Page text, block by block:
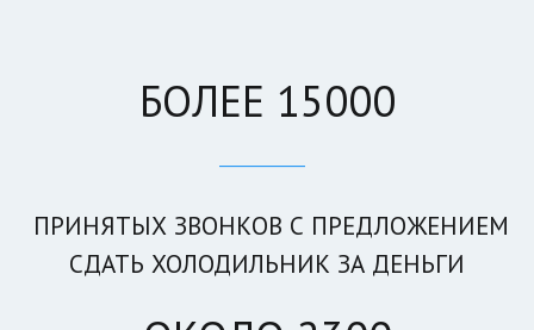
БОЛЕЕ 15000
ПРИНЯТЫХ ЗВОНКОВ С ПРЕДЛОЖЕНИЕМ
СДАТЬ ХОЛОДИЛЬНИК ЗА ДЕНЬГИ